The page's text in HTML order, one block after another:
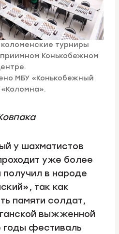
турниры
Конькобежном
МБУ «Конькобежный
у шахматистов
уже более
в народе
так как
памяти солдат,
выжженной
годы фестиваль